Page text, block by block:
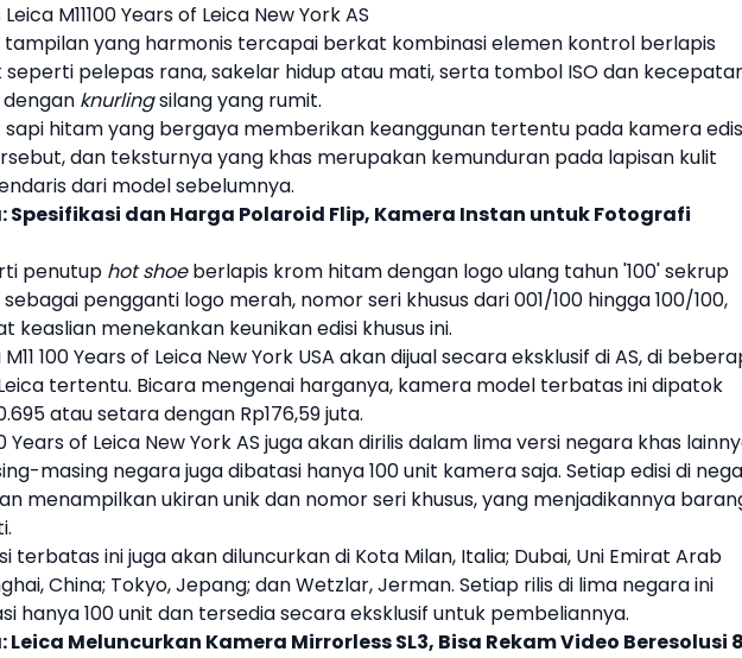
M11100 Years of Leica New York AS
tampilan yang harmonis tercapai berkat kombinasi elemen kontrol berlapis
pelepas rana, sakelar hidup atau mati, serta tombol ISO dan
dengan knurlingsilang yang rumit.
sapi hitam yang bergaya memberikan keanggunan tertentu pada kamera
dan teksturnya yang khas merupakan kemunduran pada lapisan kulit
dari model sebelumnya.
Spesifikasi dan Harga Polaroid Flip, Kamera Instan untuk Fotografi
penutup hot shoeberlapis krom hitam dengan logo ulang tahun '100' sekrup
pengganti logo merah, nomor seri khusus dari 001/100 hingga 100/100,
keaslian menekankan keunikan edisi khusus ini.
M11 100 Years of Leica New York USA akan dijual secara eksklusif di AS, di
tertentu. Bicara mengenai harganya, kamera model terbatas ini dipatok
atau setara dengan Rp176,59 juta.
Years of Leica New York AS juga akan dirilis dalam lima versi negara khas
masing negara juga dibatasi hanya 100 unit kamerasaja. Setiap edisi di
menampilkan ukiran unik dan nomor seri khusus, yang menjadikannya
terbatas ini juga akan diluncurkan di Kota Milan, Italia; Dubai, Uni Emirat Arab
China; Tokyo, Jepang; dan Wetzlar, Jerman. Setiap rilis di lima negara ini
hanya 100 unit dan tersedia secara eksklusif untuk pembeliannya.
Leica Meluncurkan Kamera Mirrorless SL3, Bisa Rekam Video Beresolusi